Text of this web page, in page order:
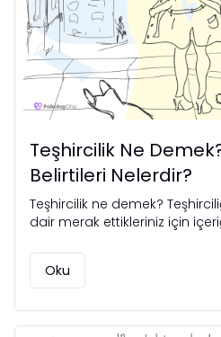
Teşhircilik Ne
Belirtileri Nelerdir?
Teşhircilik ne demek?
dair merak ettikleriniz için
Oku